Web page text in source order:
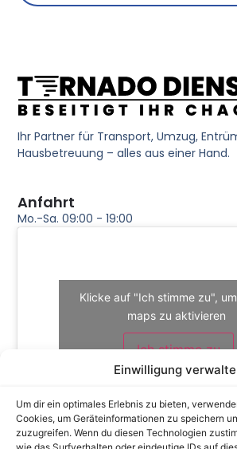
Einwilligung
Um dir ein optimales Erlebnis zu bieten,
Cookies, um Geräteinformationen zu speichern
zuzugreifen. Wenn du diesen Technologien
Ihr Partner für Transport, Umzug,
Hausbetreuung – alles aus einer Hand.
Rechtliches
Anfahrt
Mo.-Sa. 09:00 - 19:00
Klicke auf "Ich stimme zu",
maps zu aktivieren
Ich stimme zu